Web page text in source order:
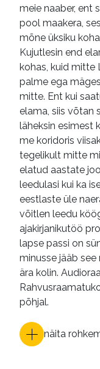
meie naaber, ent
pool maakera,
mõne üksiku
Kujutlesin end
kohas, kuid mitte
palme ega
mitte. Ent kui
elama, siis võtan
läheksin esimest
me koridoris
tegelikult mitte
elatud aastate
leedulasi kui ka
eestlaste üle
võitlen leedu
ajakirjanikutöö
lapse passi on
minusse jääb see
ära kolin.
põhjal.
näita